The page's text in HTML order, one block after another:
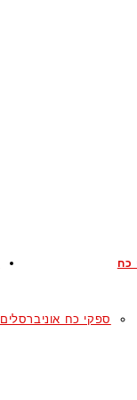
כח
ספקי כח אוניברסלים